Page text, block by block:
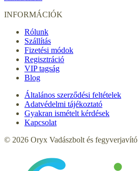
INFORMÁCIÓK
Rólunk
Szállítás
Fizetési módok
Regisztráció
VIP tagság
Blog
Általános szerződési feltételek
Adatvédelmi tájékoztató
Gyakran ismételt kérdések
Kapcsolat
© 2026 Oryx Vadászbolt és fegyverjavító